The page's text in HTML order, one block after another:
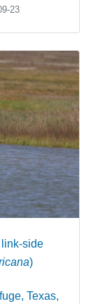
23
side
)
Texas,